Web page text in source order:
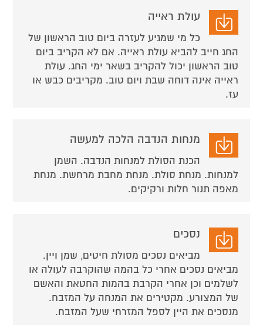
עולת ראייה
כל מי שמגיע לעזרה ביום טוב הראשון של
החג חייב להביא עולת ראייה. אם לא הקריב ביום
טוב הראשון יכול להקריב בשאר ימי החג. עולת
ראייה אינה דוחה שבת ויום טוב. מקריבים כבש או
עז.
מנחות הנדבה הלכה למעשה
הכנת הסולת למנחות הנדבה. השמן
למנחות. מנחת סולת. מנחת מחבת מרחשת. מנחת
מאפה תנור חלות ורקיקים.
נסכים
מביאים נסכים מסולת חיטים, שמן ויין.
מביאים נסכים אחרי כל בהמה שהוקרבה לעולה או
לשלמים וכן אחרי הקרבת בהמות החטאת והאשם
של המצורע. מקטירים את המנחה על המזבח.
מנסכים את היין לספל המזרחי שעל המזבח.